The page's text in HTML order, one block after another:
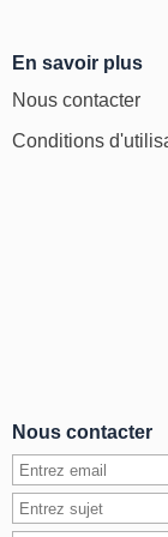
En savoir plus
Nous contacter
Conditions
Nous contacter